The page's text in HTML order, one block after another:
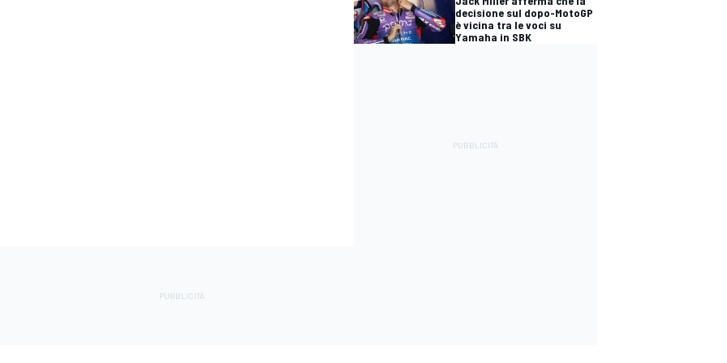
decisione sul dopo-MotoGP
è vicina tra le voci su
Yamaha in SBK